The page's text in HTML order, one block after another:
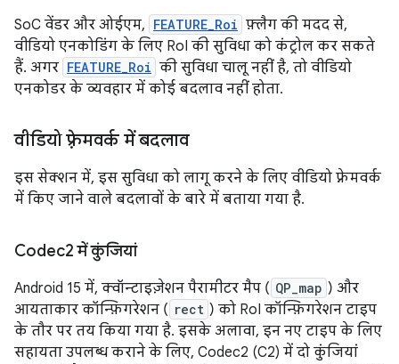
SoC वेंडर और ओईएम, FEATURE_Roi फ़्लैग की मदद से,
वीडियो एनकोडिंग के लिए RoI की सुविधा को कंट्रोल कर सकते
हैं. अगर FEATURE_Roi की सुविधा चालू नहीं है, तो वीडियो
एनकोडर के व्यवहार में कोई बदलाव नहीं होता.
वीडियो फ़्रेमवर्क में बदलाव
इस सेक्शन में, इस सुविधा को लागू करने के लिए वीडियो फ़्रेमवर्क
में किए जाने वाले बदलावों के बारे में बताया गया है.
Codec2 में कुंजियां
Android 15 में, क्वॉन्टाइज़ेशन पैरामीटर मैप ( QP_map ) और
आयताकार कॉन्फ़िगरेशन ( rect ) को RoI कॉन्फ़िगरेशन टाइप
के तौर पर तय किया गया है. इसके अलावा, इन नए टाइप के लिए
सहायता उपलब्ध कराने के लिए, Codec2 (C2) में दो कुंजियां